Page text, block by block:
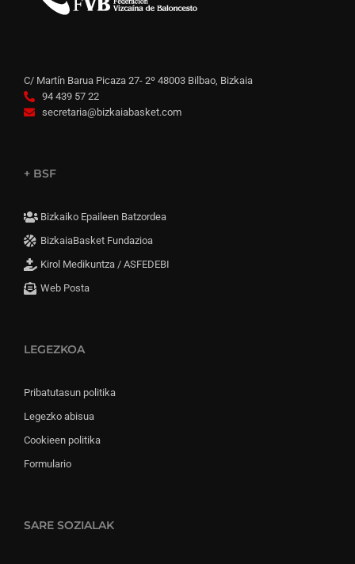
C/ Martín Barua Picaza 27- 2º 48003 Bilbao, Bizkaia
94 439 57 22
secretaria@bizkaiabasket.com
+ BSF
Bizkaiko Epaileen Batzordea
BizkaiaBasket Fundazioa
Kirol Medikuntza / ASFEDEBI
Web Posta
LEGEZKOA
Pribatutasun politika
Legezko abisua
Cookieen politika
Formulario
SARE SOZIALAK